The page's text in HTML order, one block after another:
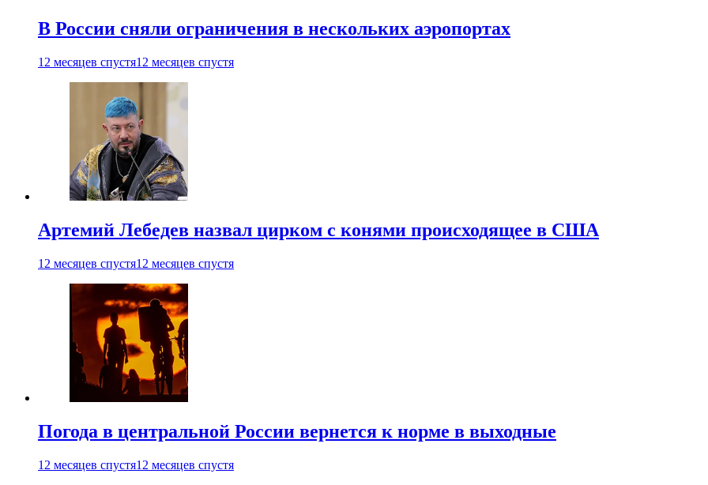
В России сняли ограничения в нескольких аэропортах
12 месяцев спустя12 месяцев спустя
Артемий Лебедев назвал цирком с конями происходящее в США
12 месяцев спустя12 месяцев спустя
Погода в центральной России вернется к норме в выходные
12 месяцев спустя12 месяцев спустя